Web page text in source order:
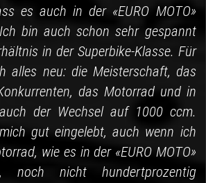
es auch in der «EURO MOTO»
bin auch schon sehr gespannt
in der Superbike-Klasse. Für
alles neu: die Meisterschaft, das
das Motorrad und in
der Wechsel auf 1000 ccm.
gut eingelebt, auch wenn ich
wie es in der «EURO MOTO»
noch nicht hundertprozentig